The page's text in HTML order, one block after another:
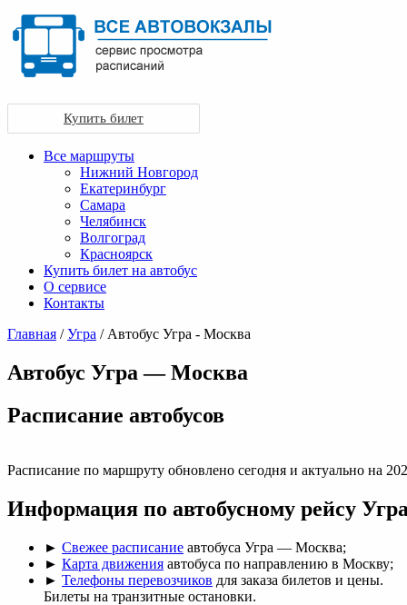
Купить билет
Все маршруты
Нижний Новгород
Екатеринбург
Самара
Челябинск
Волгоград
Красноярск
Купить билет на автобус
О сервисе
Контакты
Главная /Угра / Автобус Угра - Москва
Автобус Угра — Москва
Раcписание автобусов
Расписание по маршруту обновлено сегодня и актуально на
Информация по автобусному рейсу
► Свежее расписание автобуса Угра — Москва;
► Карта движения автобуса по направлению в Москву;
► Телефоны перевозчиков для заказа билетов и цены.
Билеты на транзитные остановки.